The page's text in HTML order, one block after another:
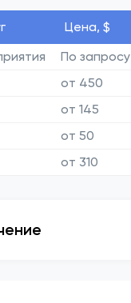
Цена, $
По запросу
от 450
от 145
от 50
от 310